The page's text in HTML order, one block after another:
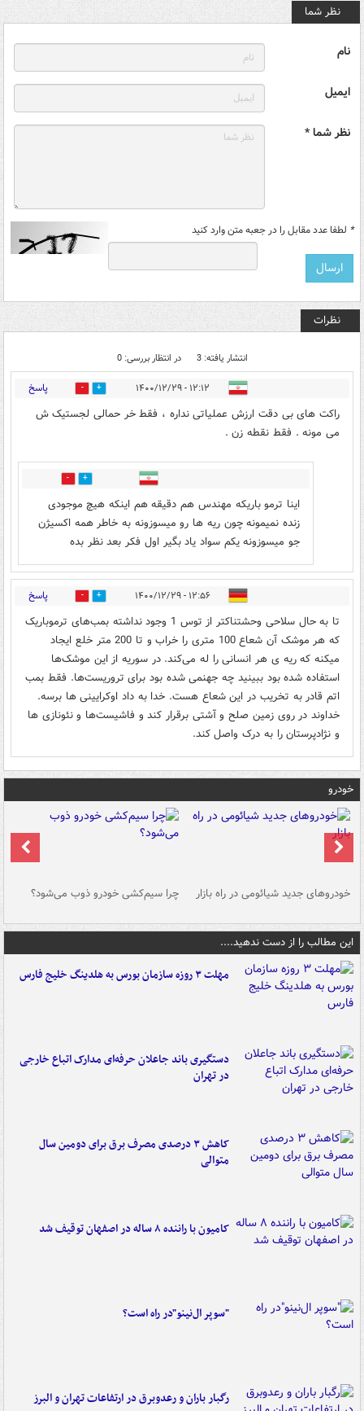
نظر شما
نام
ایمیل
نظر شما *
* لطفا عدد مقابل را در جعبه متن وارد کنید
نظرات
انتشار یافته: 3 در انتظار بررسی: 0
۱۲:۱۲ - ۱۴۰۰/۱۲/۲۹ 0 پاسخ
راکت های بی دقت ارزش عملیاتی نداره ، فقط خر حمالی لجستیک ش
می مونه . فقط نقطه زن .
0
اینا ترمو باریکه مهندس هم دقیقه هم اینکه هیچ موجودی
زنده نمیمونه چون ریه ها رو میسوزونه به خاطر همه اکسیژن
جو میسوزونه یکم سواد یاد بگیر اول فکر بعد نظر بده
۱۲:۵۶ - ۱۴۰۰/۱۲/۲۹ 1 پاسخ
تا به حال سلاحی وحشتناکتر از توس 1 وجود نداشته بمب‌های ترموباریک
که هر موشک آن شعاع 100 متری را خراب و تا 200 متر خلع ایجاد
میکنه که ریه ی هر انسانی را له می‌کند. در سوریه از این موشک‌ها
استفاده شده بود ببینید چه جهنمی شده بود برای تروریست‌ها. فقط بمب
اتم قادر به تخریب در این شعاع هست. خدا به داد اوکرایینی ها برسه.
خداوند در روی زمین صلح و آشتی برقرار کند و فاشیست‌ها و نئونازی ها
و نژادپرستان را به درک واصل کند.
خودرو
خودروهای جدید شیائومی در راه بازار چرا سیم‌کشی خودرو ذوب می‌شود؟
این مطالب را از دست ندهید....
مهلت ۳ روزه سازمان بورس به هلدینگ خلیج فارس
دستگیری باند جاعلان حرفه‌ای مدارک اتباع خارجی
در تهران
کاهش ۳ درصدی مصرف برق برای دومین سال
متوالی
کامیون با راننده ۸ ساله در اصفهان توقیف شد
"سوپر ال‌نینو"در راه است؟
رگبار باران و رعدوبرق در ارتفاعات تهران و البرز